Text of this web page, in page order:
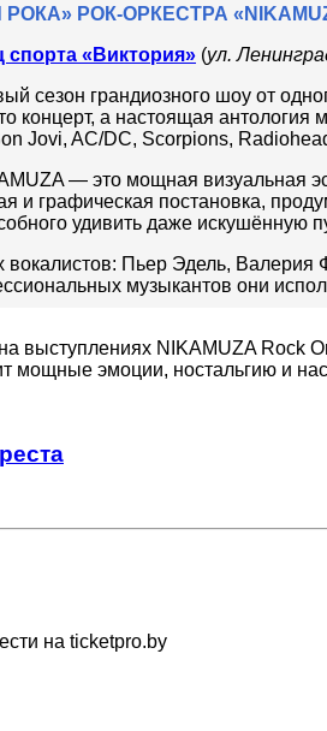
РОК-ОРКЕСТРА
спорта «Виктория» (ул.
сезон грандиозного шоу от
концерт, а настоящая
Jovi, AC/DC, Scorpions,
— это мощная визуальная
и графическая постановка,
удивить даже искушённую
вокалистов: Пьер Эдель,
музыкантов они
выступлениях NIKAMUZA Rock
мощные эмоции, ностальгию и
на ticketpro.by